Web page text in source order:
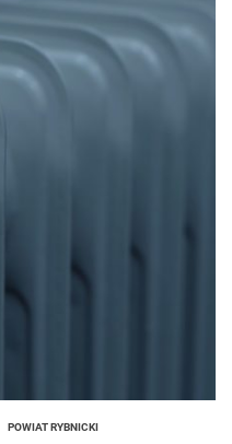
POWIAT RYBNICKI